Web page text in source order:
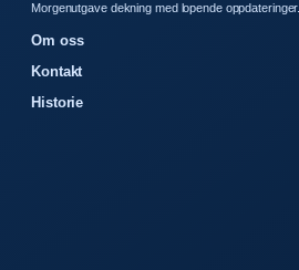
Morgenutgave dekning med lopende oppdateringer.
Om oss
Kontakt
Historie